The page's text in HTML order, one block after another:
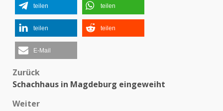
teilen teilen
teilen teilen
E-Mail
Beitragsnavigation
Zurück
Schachhaus in Magdeburg eingeweiht
Weiter